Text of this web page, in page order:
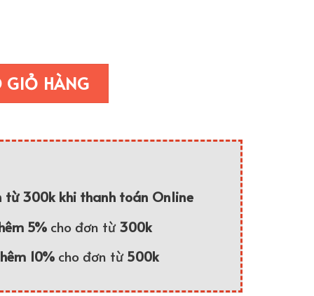
3D 2 Mặt) - BG-110 số lượng
GIỎ HÀNG
từ 300k khi thanh toán Online
5%cho đơn từ300k
10%cho đơn từ500k